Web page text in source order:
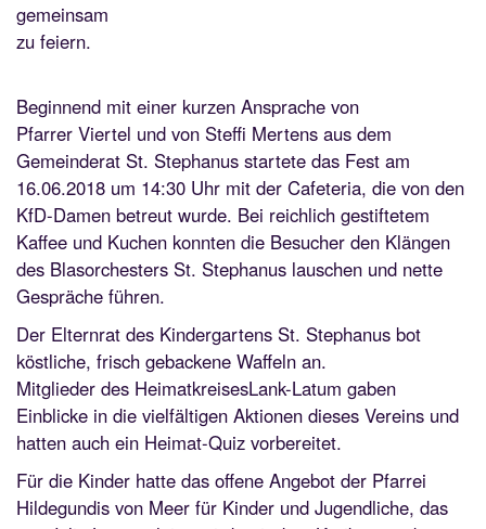
gemeinsam
zu feiern.
Beginnend mit einer kurzen Ansprache von
Pfarrer Viertel und von Steffi Mertens aus dem
Gemeinderat St. Stephanus startete das Fest am
16.06.2018 um 14:30 Uhr mit der Cafeteria, die von den
KfD-Damen betreut wurde. Bei reichlich gestiftetem
Kaffee und Kuchen konnten die Besucher den Klängen
des Blasorchesters St. Stephanus lauschen und nette
Gespräche führen.
Der Elternrat des Kindergartens St. Stephanus bot
köstliche, frisch gebackene Waffeln an.
Mitglieder des HeimatkreisesLank-Latum gaben
Einblicke in die vielfältigen Aktionen dieses Vereins und
hatten auch ein Heimat-Quiz vorbereitet.
Für die Kinder hatte das offene Angebot der Pfarrei
Hildegundis von Meer für Kinder und Jugendliche, das